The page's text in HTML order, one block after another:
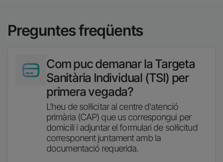
Preguntes freqüents
Com puc demanar la Targeta
Sanitària Individual (TSI) per
primera vegada?
L'heu de sol·licitar al centre d'atenció
primària (CAP) que us correspongui per
domicili i adjuntar el formulari de sol·licitud
corresponent juntament amb la
documentació requerida.